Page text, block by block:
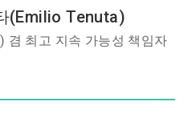
(Emilio Tenuta)
겸 최고 지속 가능성 책임자